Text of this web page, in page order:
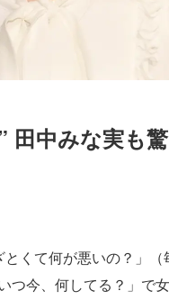
田中みな実も
くて何が悪いの？」
つ今、何してる？」で